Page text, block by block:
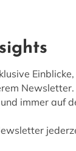
Newsletter.
immer auf